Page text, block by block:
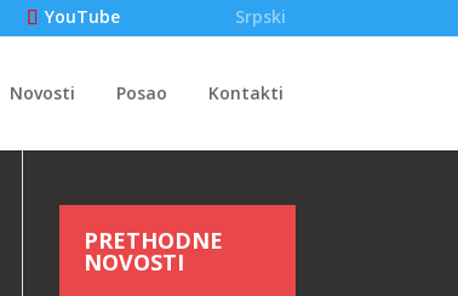
YouTube Srpski
Novosti Posao Kontakti
PRETHODNE
NOVOSTI